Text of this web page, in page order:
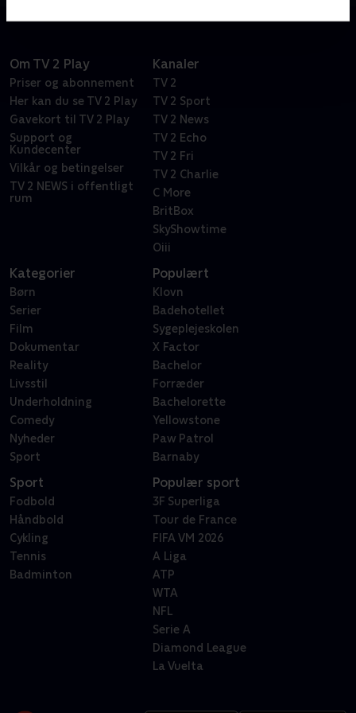
Om TV 2 Play
Priser og abonnement
Her kan du se TV 2 Play
Gavekort til TV 2 Play
Support og
Kundecenter
Vilkår og betingelser
TV 2 NEWS i offentligt
rum
Kanaler
TV 2
TV 2 Sport
TV 2 News
TV 2 Echo
TV 2 Fri
TV 2 Charlie
C More
BritBox
SkyShowtime
Oiii
Kategorier
Børn
Serier
Film
Dokumentar
Reality
Livsstil
Underholdning
Comedy
Nyheder
Sport
Populært
Klovn
Badehotellet
Sygeplejeskolen
X Factor
Bachelor
Forræder
Bachelorette
Yellowstone
Paw Patrol
Barnaby
Sport
Fodbold
Håndbold
Cykling
Tennis
Badminton
Populær sport
3F Superliga
Tour de France
FIFA VM 2026
A Liga
ATP
WTA
NFL
Serie A
Diamond League
La Vuelta